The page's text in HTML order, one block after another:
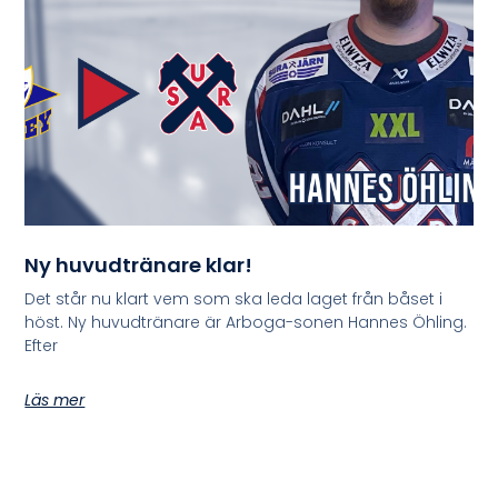
Ny huvudtränare klar!
Det står nu klart vem som ska leda laget från båset i
höst. Ny huvudtränare är Arboga-sonen Hannes Öhling.
Efter
Läs mer